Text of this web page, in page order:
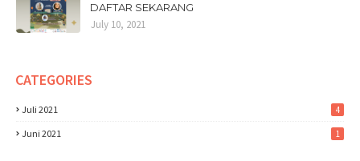
DAFTAR SEKARANG
July 10, 2021
CATEGORIES
Juli 2021 4
Juni 2021 1